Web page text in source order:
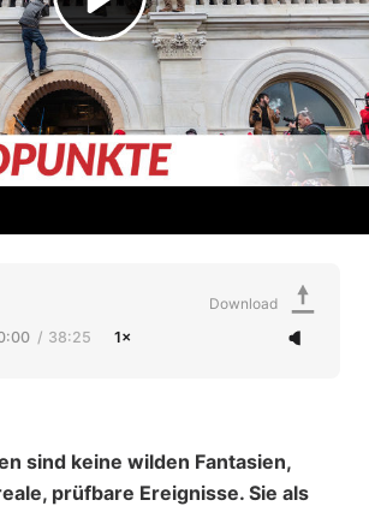
/ 38:25 1×
Download
sind keine wilden Fantasien,
prüfbare Ereignisse. Sie als